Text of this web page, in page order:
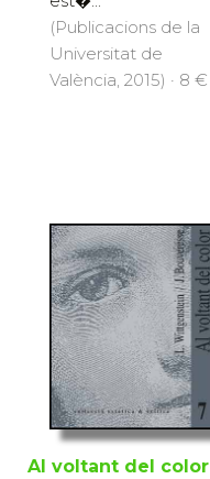
(Publicacions de la
Universitat de
València, 2015) · 8 €
Al voltant del color